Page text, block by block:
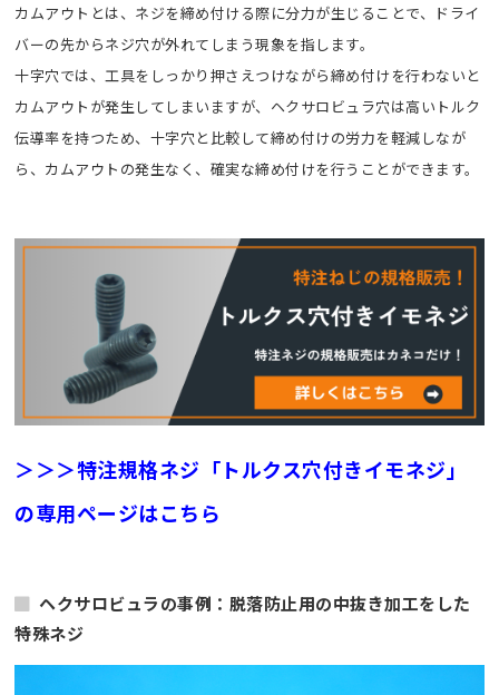
カムアウトとは、ネジを締め付ける際に分力が生じることで、ドライ
バーの先からネジ穴が外れてしまう現象を指します。
十字穴では、工具をしっかり押さえつけながら締め付けを行わないと
カムアウトが発生してしまいますが、ヘクサロビュラ穴は高いトルク
伝導率を持つため、十字穴と比較して締め付けの労力を軽減しなが
ら、カムアウトの発生なく、確実な締め付けを行うことができます。
＞＞＞特注規格ネジ「トルクス穴付きイモネジ」
の専用ページはこちら
ヘクサロビュラの事例：脱落防止用の中抜き加工をした
特殊ネジ